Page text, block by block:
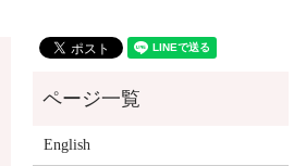
English